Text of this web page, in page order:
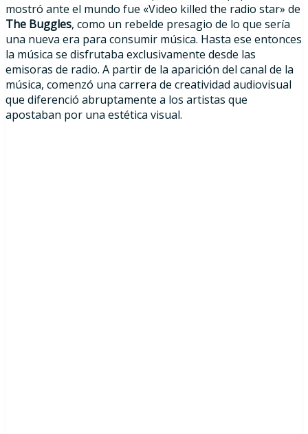
mostró ante el mundo fue «Video killed the radio star» de
The Buggles, como un rebelde presagio de lo que sería
una nueva era para consumir música. Hasta ese entonces
la música se disfrutaba exclusivamente desde las
emisoras de radio. A partir de la aparición del canal de la
música, comenzó una carrera de creatividad audiovisual
que diferenció abruptamente a los artistas que
apostaban por una estética visual.